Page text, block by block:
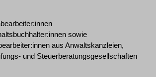
sowie
aus Anwaltskanzleien,
und Steuerberatungsgesellschaften